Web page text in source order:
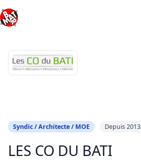
au
contenu
Syndic / Architecte / MOE Depuis 2013
LES CO DU BATI